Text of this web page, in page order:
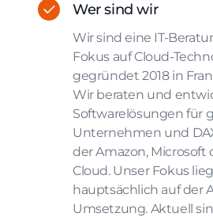
Wer sind wir
Wir sind eine IT-
Fokus auf Cloud-
gegründet 2018 in
Wir beraten und
Softwarelösungen für
Unternehmen und
der Amazon, Microsoft
Cloud. Unser Fokus
hauptsächlich auf der
Umsetzung. Aktuell